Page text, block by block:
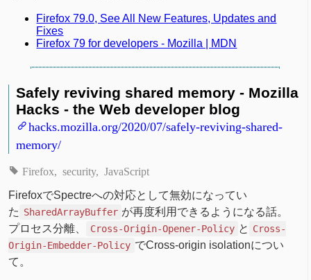
Firefox 79.0, See All New Features, Updates and
Fixes
Firefox 79 for developers - Mozilla | MDN
Safely reviving shared memory - Mozilla
Hacks - the Web developer blog
hacks.mozilla.org/2020/07/safely-reviving-shared-
memory/
Firefox security JavaScript
FirefoxでSpectreへの対応として無効になってい
た SharedArrayBuffer が再度利用できるようになる話。
プロセス分離、
Cross-Origin-Opener-Policy と Cross-
Origin-Embedder-Policy でCross-origin isolationについ
て。